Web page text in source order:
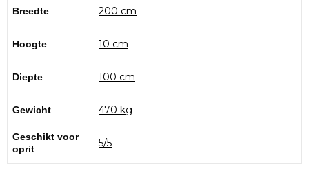
Breedte 200 cm
Hoogte 10 cm
Diepte 100 cm
Gewicht 470 kg
Geschikt voor
oprit
5/5